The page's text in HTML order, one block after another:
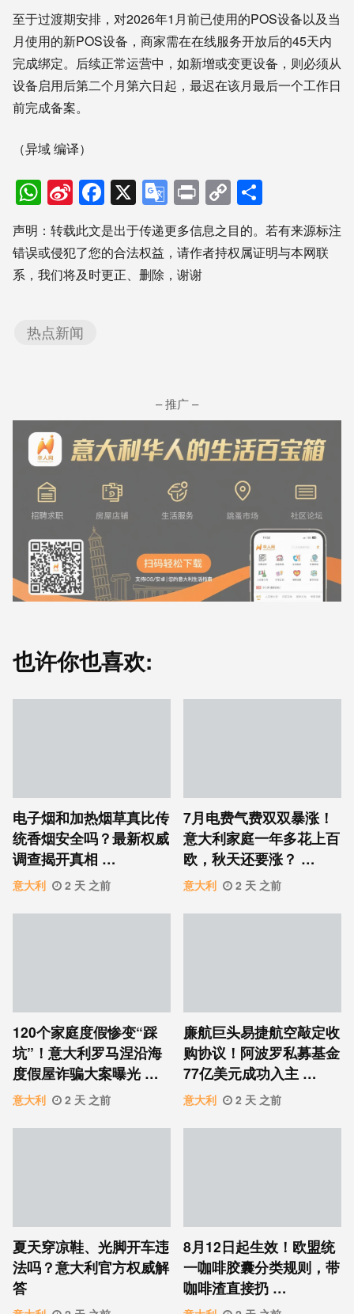
至于过渡期安排，对2026年1月前已使用的POS设备以及当
月使用的新POS设备，商家需在在线服务开放后的45天内
完成绑定。后续正常运营中，如新增或变更设备，则必须从
设备启用后第二个月第六日起，最迟在该月最后一个工作日
前完成备案。
（异域 编译）
WhatsApp
Sina
Weibo
Facebook
X Google
Translate
PrintCopy
Link享
声明：转载此文是出于传递更多信息之目的。若有来源标注
错误或侵犯了您的合法权益，请作者持权属证明与本网联
系，我们将及时更正、删除，谢谢
热点新闻
– 推广 –
也许你也喜欢:
电子烟和加热烟草真比传
统香烟安全吗？最新权威
调查揭开真相 …
意大利 2 天 之前
7月电费气费双双暴涨！
意大利家庭一年多花上百
欧，秋天还要涨？ …
意大利 2 天 之前
120个家庭度假惨变“踩
坑”！意大利罗马涅沿海
度假屋诈骗大案曝光 …
意大利 2 天 之前
廉航巨头易捷航空敲定收
购协议！阿波罗私募基金
77亿美元成功入主 …
意大利 2 天 之前
夏天穿凉鞋、光脚开车违
法吗？意大利官方权威解
答
8月12日起生效！欧盟统
一咖啡胶囊分类规则，带
咖啡渣直接扔 …